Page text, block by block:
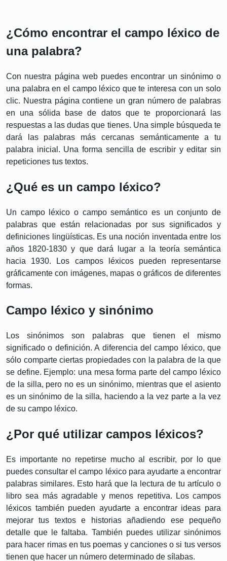
¿Cómo encontrar el campo léxico de
una palabra?
Con nuestra página web puedes encontrar un sinónimo o
una palabra en el campo léxico que te interesa con un solo
clic. Nuestra página contiene un gran número de palabras
en una sólida base de datos que te proporcionará las
respuestas a las dudas que tienes. Una simple búsqueda te
dará las palabras más cercanas semánticamente a tu
palabra inicial. Una forma sencilla de escribir y editar sin
repeticiones tus textos.
¿Qué es un campo léxico?
Un campo léxico o campo semántico es un conjunto de
palabras que están relacionadas por sus significados y
definiciones lingüísticas. Es una noción inventada entre los
años 1820-1830 y que dará lugar a la teoría semántica
hacia 1930. Los campos léxicos pueden representarse
gráficamente con imágenes, mapas o gráficos de diferentes
formas.
Campo léxico y sinónimo
Los sinónimos son palabras que tienen el mismo
significado o definición. A diferencia del campo léxico, que
sólo comparte ciertas propiedades con la palabra de la que
se define. Ejemplo: una mesa forma parte del campo léxico
de la silla, pero no es un sinónimo, mientras que el asiento
es un sinónimo de la silla, haciendo a la vez parte a la vez
de su campo léxico.
¿Por qué utilizar campos léxicos?
Es importante no repetirse mucho al escribir, por lo que
puedes consultar el campo léxico para ayudarte a encontrar
palabras similares. Esto hará que la lectura de tu artículo o
libro sea más agradable y menos repetitiva. Los campos
léxicos también pueden ayudarte a encontrar ideas para
mejorar tus textos e historias añadiendo ese pequeño
detalle que le faltaba. También puedes utilizar sinónimos
para hacer rimas en tus poemas y canciones o si tus versos
tienen que hacer un número determinado de sílabas.